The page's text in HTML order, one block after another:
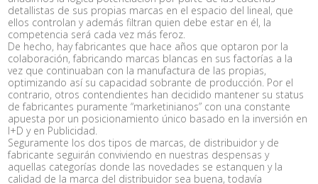
detallistas de sus propias marcas en el espacio del lineal, que
ellos controlan y además filtran quien debe estar en él, la
competencia será cada vez más feroz.
De hecho, hay fabricantes que hace años que optaron por la
colaboración, fabricando marcas blancas en sus factorías a la
vez que continuaban con la manufactura de las propias,
optimizando así su capacidad sobrante de producción. Por el
contrario, otros contendientes han decidido mantener su status
de fabricantes puramente “marketinianos” con una constante
apuesta por un posicionamiento único basado en la inversión en
I+D y en Publicidad.
Seguramente los dos tipos de marcas, de distribuidor y de
fabricante seguirán conviviendo en nuestras despensas y
aquellas categorías donde las novedades se estanquen y la
calidad de la marca del distribuidor sea buena, todavía